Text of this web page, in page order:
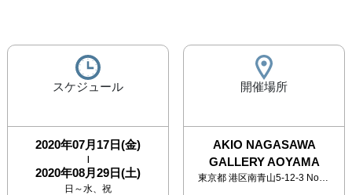
スケジュール
2020年07月17日(金)
|
2020年08月29日(土)
⽇～水、祝
開催場所
AKIO NAGASAWA
GALLERY AOYAMA
東京都 港区南青山5-12-3 Noirビル2F